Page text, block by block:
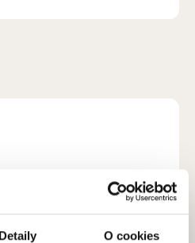
Detaily O cookies